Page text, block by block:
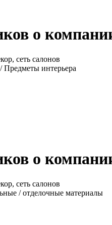
о
сеть салонов
Предметы интерьера
о
сеть салонов
/ отделочные материалы